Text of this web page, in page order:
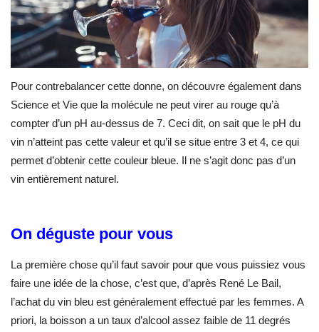
Pour contrebalancer cette donne, on découvre également dans
Science et Vie que la molécule ne peut virer au rouge qu’à
compter d’un pH au-dessus de 7. Ceci dit, on sait que le pH du
vin n’atteint pas cette valeur et qu’il se situe entre 3 et 4, ce qui
permet d’obtenir cette couleur bleue. Il ne s’agit donc pas d’un
vin entièrement naturel.
On déguste pour vous
La première chose qu’il faut savoir pour que vous puissiez vous
faire une idée de la chose, c’est que, d’après René Le Bail,
l’achat du vin bleu est généralement effectué par les femmes. A
priori, la boisson a un taux d’alcool assez faible de 11 degrés